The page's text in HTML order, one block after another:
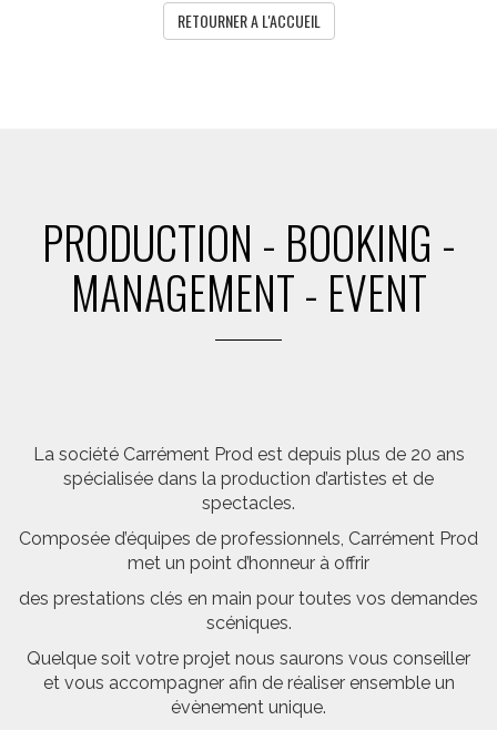
RETOURNER A L'ACCUEIL
PRODUCTION - BOOKING -
MANAGEMENT - EVENT
La société Carrément Prod est depuis plus de 20 ans
spécialisée dans la production d’artistes et de
spectacles.
Composée d’équipes de professionnels, Carrément Prod
met un point d’honneur à offrir
des prestations clés en main pour toutes vos demandes
scéniques.
Quelque soit votre projet nous saurons vous conseiller
et vous accompagner afin de réaliser ensemble un
évènement unique.